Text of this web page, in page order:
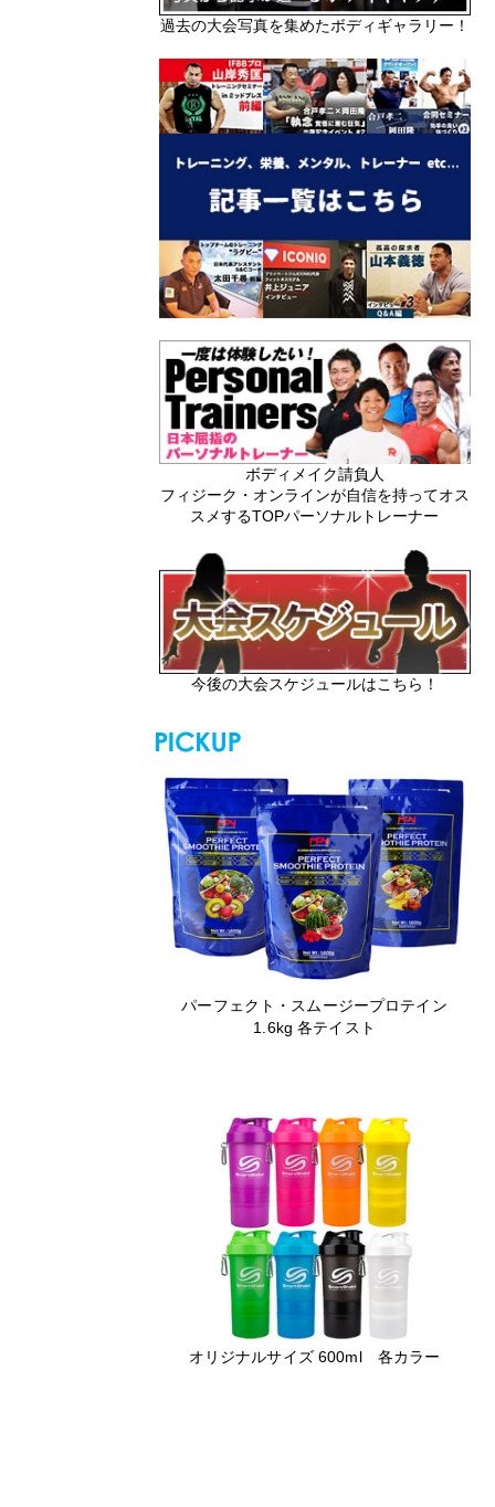
過去の大会写真を集めたボディギャラリー！
ボディメイク請負人
フィジーク・オンラインが自信を持ってオス
スメするTOPパーソナルトレーナー
今後の大会スケジュールはこちら！
パーフェクト・スムージープロテイン
1.6kg 各テイスト
オリジナルサイズ 600ml 各カラー